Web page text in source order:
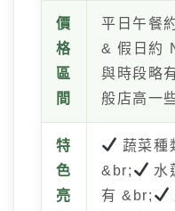
價
格
區
間
平日午餐
& 假日約
與時段略
般店高一
特
色
亮
蔬菜種
&br;
水
有 &br;